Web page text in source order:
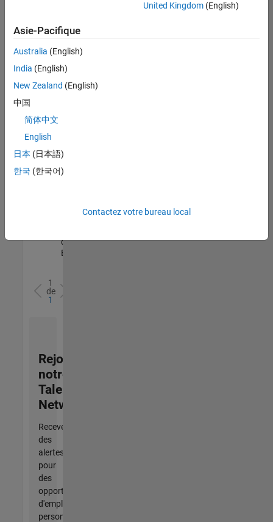
lieu
pour
l’ensemble
des
opportunités
votre
région.
Senior Software Quality Engineer
Senior
Engineer
qualité |
Expérimenté(e)
1
de
1
Rejoignez
notre
Talent
Network
Recevez
des
alertes
pour
des
opportunités
d'emploi
personnalisées,
United Kingdom(English)
Asie-Pacifique
Australia (English)
India (English)
New Zealand (English)
中国
简体中文
English
日本 (日本語)
한국 (한국어)
Contactez votre bureau local